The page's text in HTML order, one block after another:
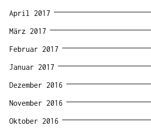
April 2017
März 2017
Februar 2017
Januar 2017
Dezember 2016
November 2016
Oktober 2016